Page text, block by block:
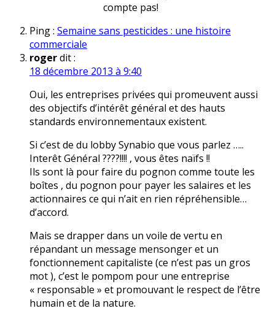
compte pas!
Ping : Semaine sans pesticides : une histoire
commerciale
rogerdit :
18 décembre 2013 à 9:40
Oui, les entreprises privées qui promeuvent aussi
des objectifs d’intérêt général et des hauts
standards environnementaux existent.
Si c’est de du lobby Synabio que vous parlez …..
Interêt Général ????!!!! , vous êtes naïfs !!
Ils sont là pour faire du pognon comme toute les
boîtes , du pognon pour payer les salaires et les
actionnaires ce qui n’ait en rien répréhensible…
d’accord.
Mais se drapper dans un voile de vertu en
répandant un message mensonger et un
fonctionnement capitaliste (ce n’est pas un gros
mot ), c’est le pompom pour une entreprise
« responsable » et promouvant le respect de l’être
humain et de la nature.